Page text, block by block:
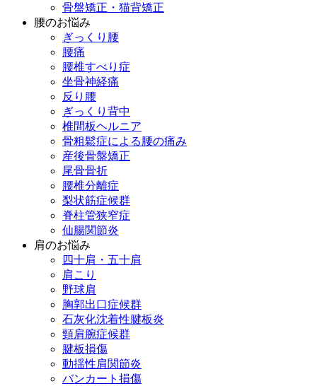
骨盤矯正・猫背矯正
腰のお悩み
ぎっくり腰
腰痛
腰椎すべり症
坐骨神経痛
反り腰
ぎっくり背中
椎間板ヘルニア
骨粗鬆症による腰の痛み
産後骨盤矯正
尾骨骨折
腰椎分離症
梨状筋症候群
脊柱管狭窄症
仙腸関節炎
肩のお悩み
四十肩・五十肩
肩こり
野球肩
胸郭出口症候群
石灰化沈着性腱板炎
頸肩腕症候群
腱板損傷
動揺性肩関節炎
バンカート損傷